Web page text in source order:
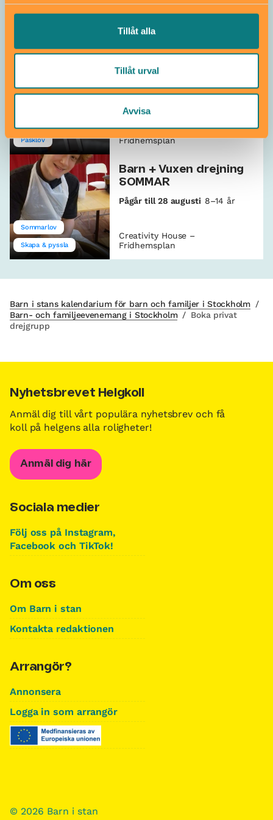
Tillåt alla
Tillåt urval
Avvisa
Allt som händer – Creativity
House – Fridhemsplan
Påsklov
Gör glassmycken
Från 12 år
Creativity House –
Fridhemsplan
Sommarlov
Skapa & pyssla
Barn + Vuxen drejning
SOMMAR
Pågår till 28 augusti 8–14 år
Creativity House –
Fridhemsplan
Barn i stans kalendarium för barn och familjer i Stockholm /
Barn- och familjeevenemang i Stockholm / Boka privat
drejgrupp
Nyhetsbrevet Helgkoll
Anmäl dig till vårt populära nyhetsbrev och få
koll på helgens alla roligheter!
Anmäl dig här
Sociala medier
Följ oss på Instagram,
Facebook och TikTok!
Om oss
Om Barn i stan
Kontakta redaktionen
Arrangör?
Annonsera
Logga in som arrangör
© 2026 Barn i stan